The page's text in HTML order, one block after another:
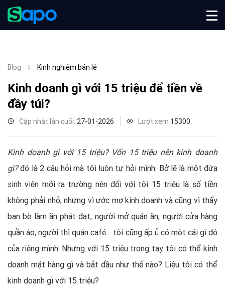
Blog Kinh nghiệm bán lẻ
Kinh doanh gì với 15 triệu để tiền về
đầy túi?
Cập nhật lần cuối: 27-01-2026 Lượt xem 15300
Kinh doanh gì với 15 triệu? Vốn 15 triệu nên kinh doanh
gì?đó là 2 câu hỏi mà tôi luôn tự hỏi mình. Bở lẽ là một đứa
sinh viên mới ra trường nên đối với tôi 15 triệu là số tiền
không phải nhỏ, nhưng vì ước mơ kinh doanh và cũng vì thấy
bạn bè làm ăn phát đạt, người mở quán ăn, người cửa hàng
quần áo, người thì quán café… tôi cũng ấp ủ có một cái gì đó
của riêng mình. Nhưng với 15 triệu trong tay tôi có thể kinh
doanh mặt hàng gì và bắt đầu như thế nào? Liệu tôi có thể
kinh doanh gì với 15 triệu?